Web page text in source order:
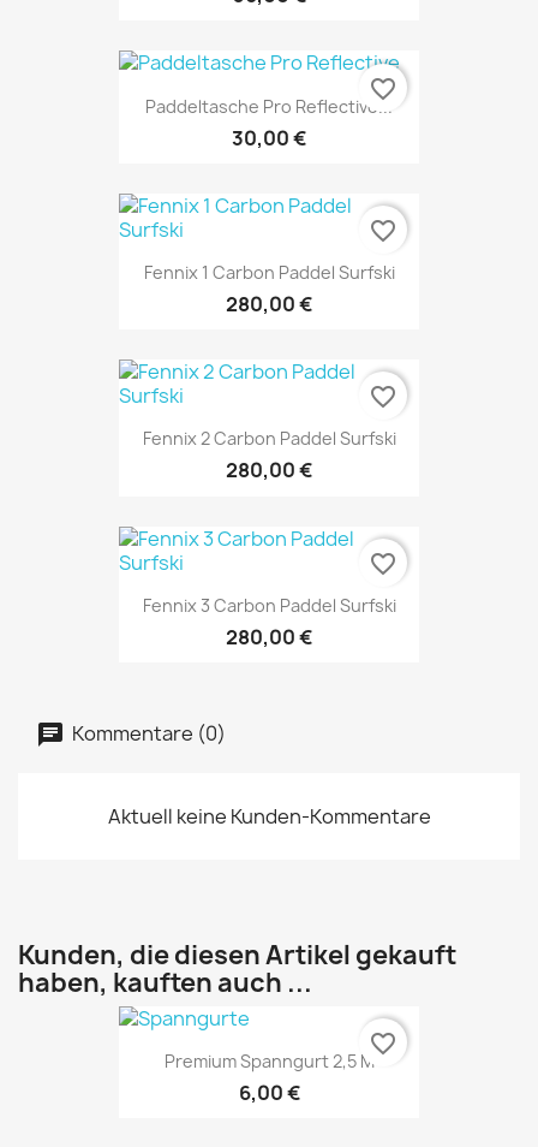
Paddeltasche Pro Reflective...
30,00 €
favorite_border
Fennix 1 Carbon Paddel Surfski
280,00 €
favorite_border
Fennix 2 Carbon Paddel Surfski
280,00 €
favorite_border
Fennix 3 Carbon Paddel Surfski
280,00 €
favorite_border
Kommentare (0)
Aktuell keine Kunden-Kommentare
Kunden, die diesen Artikel gekauft
haben, kauften auch ...
Premium Spanngurt 2,5 M
6,00 €
favorite_border